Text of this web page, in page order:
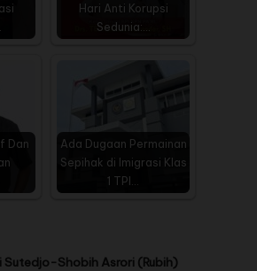
Hari Anti Korupsi
Sedunia:…
Dan
Ada Dugaan Permainan
Sepihak di Imigrasi Klas
1 TPI…
Sutedjo-Shobih Asrori (Rubih)